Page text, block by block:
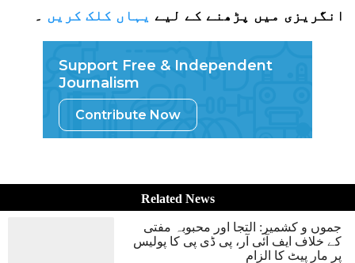
انگریزی میں پڑھنے کے لیے یہاں کلک کریں ۔
Support Free & Independent
Journalism
Contribute Now
Related News
جموں و کشمیر: التجا اور محبوبہ مفتی
کے خلاف ایف آئی آر، پی ڈی پی کا پولیس
پر مار پیٹ کا الزام